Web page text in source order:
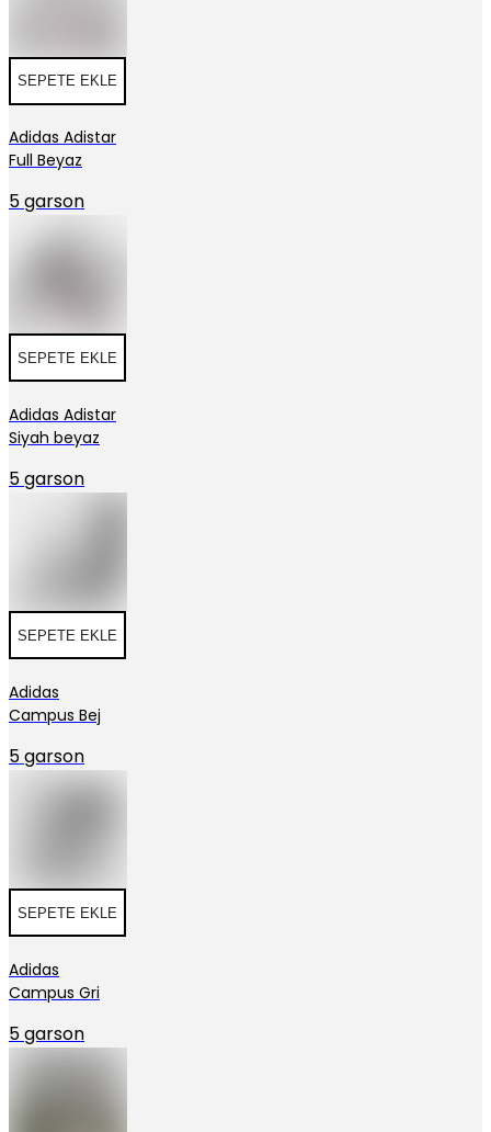
SEPETE EKLE
Adidas Adistar
Full Beyaz
5 garson
SEPETE EKLE
Adidas Adistar
Siyah beyaz
5 garson
SEPETE EKLE
Adidas
Campus Bej
5 garson
SEPETE EKLE
Adidas
Campus Gri
5 garson